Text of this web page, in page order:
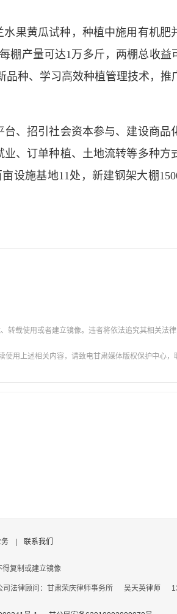
果黄瓜试种，种植中施用有机肥
棚产量可达1万多斤，两棚总收益
种、学习高效种植管理技术，推
、招引社会资本参与、建设商品
、订单种植、土地流转等多种方
设施基地11处，新建钢架大棚
载使用或者建立镜像。违者将依法追究其相关法律
用上述相关内容，请致电甘肃媒体版权保护中心，
联系我们
得复制或建立镜像
司法律顾问：甘肃荣庆律师事务所 吴天英律师